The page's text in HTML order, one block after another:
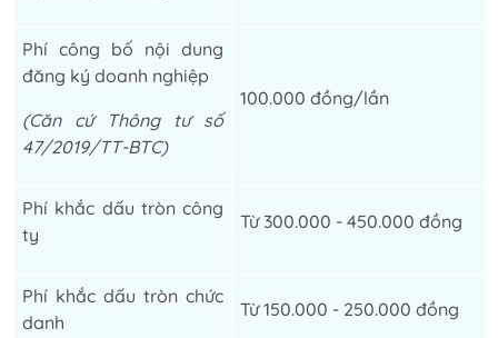
Phí công bố nội dung
đăng ký doanh nghiệp
(Căn cứ Thông tư số
47/2019/TT-BTC)
100.000 đồng/lần
Phí khắc dấu tròn công
ty
Từ 300.000 - 450.000 đồng
Phí khắc dấu tròn chức
danh
Từ 150.000 - 250.000 đồng